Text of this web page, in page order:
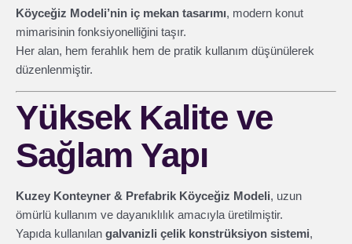
Köyceğiz Modeli’nin iç mekan tasarımı, modern konut
mimarisinin fonksiyonelliğini taşır.
Her alan, hem ferahlık hem de pratik kullanım düşünülerek
düzenlenmiştir.
Yüksek Kalite ve
Sağlam Yapı
Kuzey Konteyner & Prefabrik Köyceğiz Modeli, uzun
ömürlü kullanım ve dayanıklılık amacıyla üretilmiştir.
Yapıda kullanılan galvanizli çelik konstrüksiyon sistemi,